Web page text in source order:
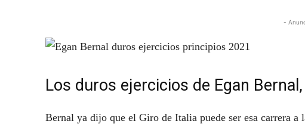
-
Los duros ejercicios de Egan
Bernal ya dijo que el Giro de Italia puede ser esa carrera a